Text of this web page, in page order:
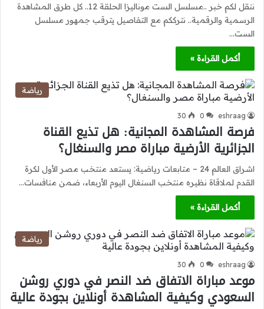
ننقل لكم خبر ..مسلسل الست موناليزا الحلقة 12.. كل طرق المشاهدة
الرسمية والرقمية.. نترككم مع التفاصيل يترقب جمهور مسلسل
الست…
أكمل القراءة »
رياضة
eshraag
0
30
فرصة المشاهدة المجانية: هل تذيع القناة
الجزائرية الأرضية مباراة مصر والسنغال؟
اشراق العالم 24 – متابعات رياضية: يستعد منتخب مصر الأول لكرة
القدم لملاقاة نظيره منتخب السنغال اليوم الأربعاء، ضمن منافسات…
أكمل القراءة »
رياضة
eshraag
0
30
موعد مباراة الاتفاق ضد النصر في دوري روشن
السعودي وكيفية المشاهدة أونلاين بجودة عالية